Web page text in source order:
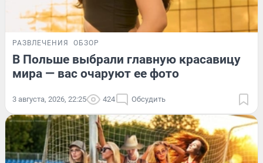
РАЗВЛЕЧЕНИЯ ОБЗОР
В Польше выбрали главную красавицу
мира — вас очаруют ее фото
3 августа, 2026, 22:25 424 Обсудить